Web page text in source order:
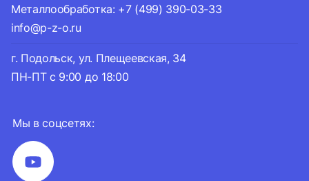
Мы в соцсетях:
Металлообработка: +7 (499) 390-03-33
info@p-z-o.ru
г. Подольск, ул. Плещеевская, 34
ПН-ПТ с 9:00 до 18:00